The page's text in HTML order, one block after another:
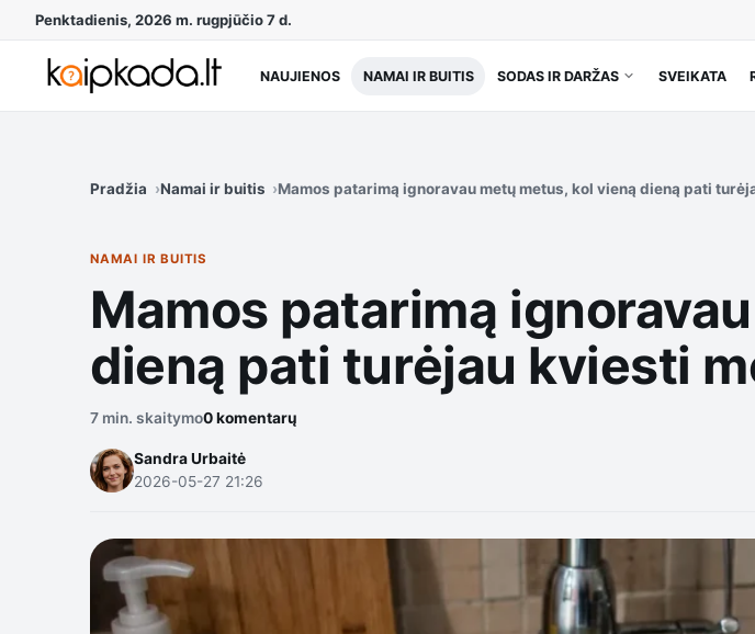
Penktadienis, 2026 m. rugpjūčio 7 d.
NAUJIENOS NAMAI IR BUITIS SODAS IR DARŽAS SVEIKATA
Pradžia Namai ir buitis Mamos patarimą ignoravau metų metus, kol vieną dieną pati
NAMAI IR BUITIS
Mamos patarimą
dieną pati turėjau kviesti
7 min. skaitymo0 komentarų
Sandra Urbaitė
2026-05-27 21:26